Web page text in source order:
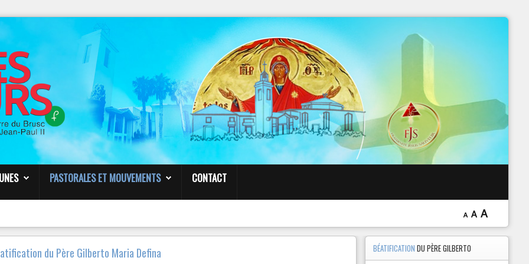
Paroisse Sainte Anne de Six-Fours
VENDREDI 23 MARS – 19h30
CONF
RENCE ÉSOTERISME - EXORCISME
PAR LE P. FROPPO
Liens
PASTORALES ET MOUVEMENTS CONTACT
A A A
du Père Gilberto Maria Defina BÉATIFICATIONDU PÈRE GILBERTO